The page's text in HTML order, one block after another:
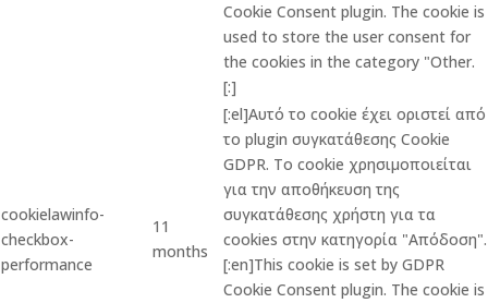
Cookie Consent plugin. The cookie is
used to store the user consent for
the cookies in the category "Other.
[:]
cookielawinfo-
checkbox-
performance
11
months
[:el]Αυτό το cookie έχει οριστεί από
το plugin συγκατάθεσης Cookie
GDPR. Το cookie χρησιμοποιείται
για την αποθήκευση της
συγκατάθεσης χρήστη για τα
cookies στην κατηγορία "Απόδοση".
[:en]This cookie is set by GDPR
Cookie Consent plugin. The cookie is